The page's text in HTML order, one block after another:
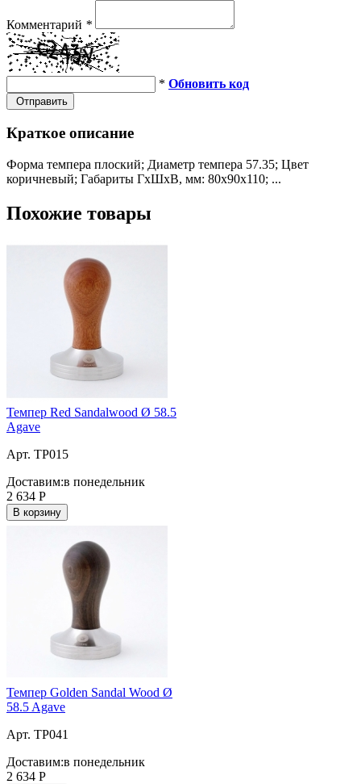
Комментарий *
* Обновить код
Отправить
Краткое описание
Форма темпера плоский; Диаметр темпера 57.35; Цвет
коричневый; Габариты ГхШхВ, мм: 80х90х110; ...
Похожие товары
Темпер Red Sandalwood Ø 58.5
Agave
Арт. TP015
Доставим:в понедельник
2 634 Р
В корзину
Темпер Golden Sandal Wood Ø
58.5 Agave
Арт. TP041
Доставим:в понедельник
2 634 Р